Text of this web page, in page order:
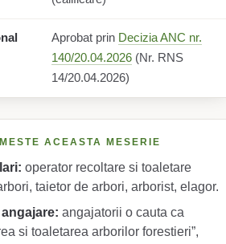
Aprobat prin Decizia ANC nr.
140/20.04.2026 (Nr. RNS
14/20.04.2026)
ACEASTA MESERIE
operator recoltare si toaletare
taietor de arbori, arborist, elagor.
angajatorii o cauta ca
si toaletarea arborilor forestieri”,